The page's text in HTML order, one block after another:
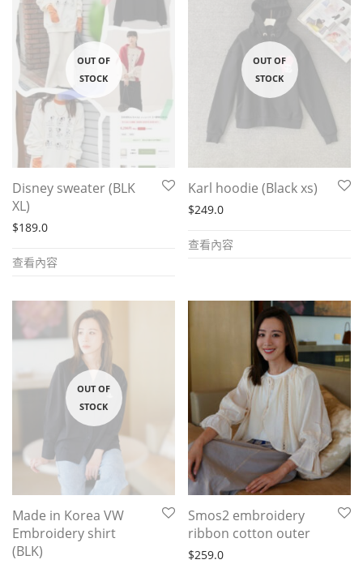
Disney sweater (BLK
XL)
$189.0
查看內容
Karl hoodie (Black xs)
$249.0
查看內容
Made in Korea VW
Embroidery shirt
(BLK)
Smos2 embroidery
ribbon cotton outer
$259.0